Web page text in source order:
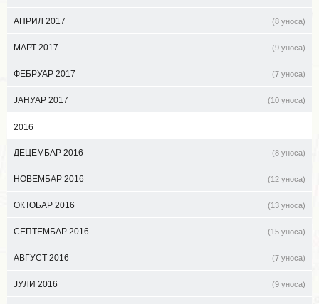
АПРИЛ 2017 (8 уноса)
МАРТ 2017 (9 уноса)
ФЕБРУАР 2017 (7 уноса)
ЈАНУАР 2017 (10 уноса)
2016
ДЕЦЕМБАР 2016 (8 уноса)
НОВЕМБАР 2016 (12 уноса)
ОКТОБАР 2016 (13 уноса)
СЕПТЕМБАР 2016 (15 уноса)
АВГУСТ 2016 (7 уноса)
ЈУЛИ 2016 (9 уноса)